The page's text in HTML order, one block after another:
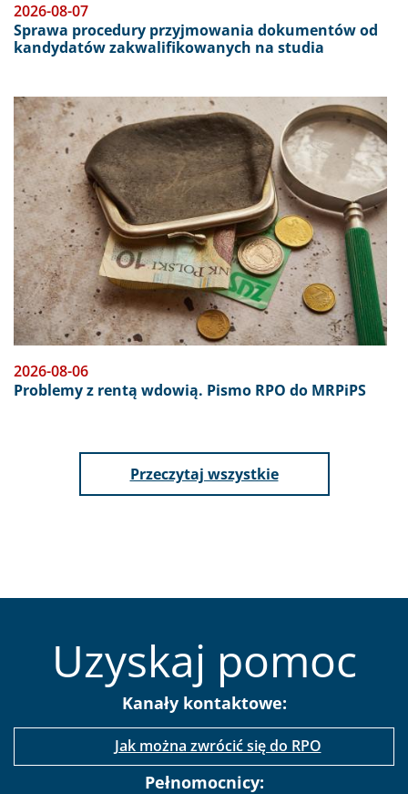
2026-08-07
Sprawa procedury przyjmowania dokumentów od
kandydatów zakwalifikowanych na studia
Obraz
2026-08-06
Problemy z rentą wdowią. Pismo RPO do MRPiPS
Przeczytaj wszystkieaktualności
Uzyskaj pomoc
Kanały kontaktowe:
Jak można zwrócić się do RPO
Pełnomocnicy: